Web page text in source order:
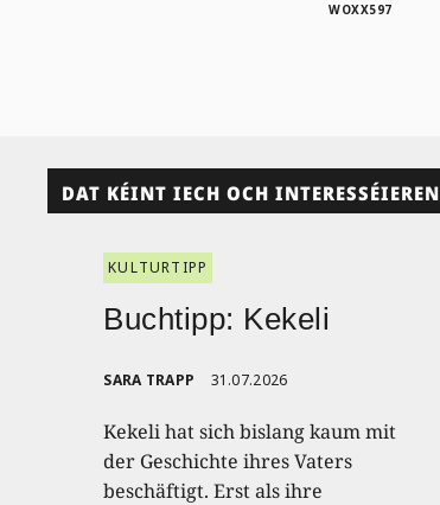
WOXX597
DAT KÉINT IECH OCH INTERESSÉIEREN
KULTURTIPP
Buchtipp: Kekeli
SARA TRAPP 31.07.2026
Kekeli hat sich bislang kaum mit
der Geschichte ihres Vaters
beschäftigt. Erst als ihre